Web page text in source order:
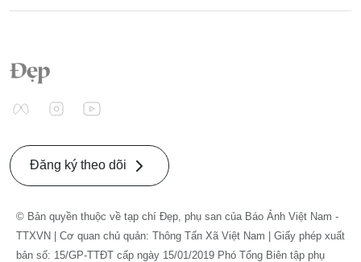
Đăng ký theo dõi
© Bản quyền thuộc về tạp chí Đẹp, phụ san của Báo Ảnh Việt Nam -
TTXVN | Cơ quan chủ quản: Thông Tấn Xã Việt Nam | Giấy phép xuất
bản số: 15/GP-TTĐT cấp ngày 15/01/2019 Phó Tổng Biên tập phụ